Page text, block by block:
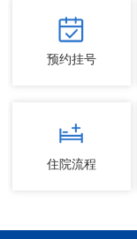
预约挂号
住院流程